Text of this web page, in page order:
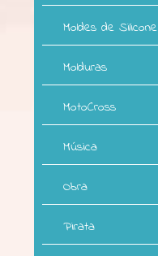
Moldes de Silicone
Molduras
MotoCross
Música
Obra
Pirata